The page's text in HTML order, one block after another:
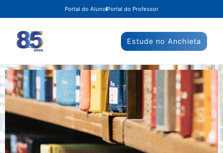
Portal do Aluno Portal do Professor
Estude no Anchieta